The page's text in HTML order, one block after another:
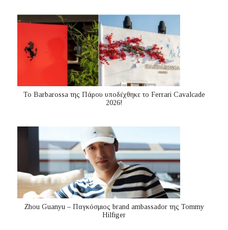
Το Barbarossa της Πάρου υποδέχθηκε το Ferrari Cavalcade
2026!
Zhou Guanyu – Παγκόσμιος brand ambassador της Tommy
Hilfiger